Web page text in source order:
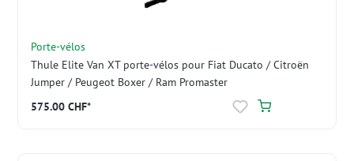
Porte-vélos
Thule Elite Van XT porte-vélos pour Fiat Ducato / Citroën
Jumper / Peugeot Boxer / Ram Promaster
575.00 CHF*